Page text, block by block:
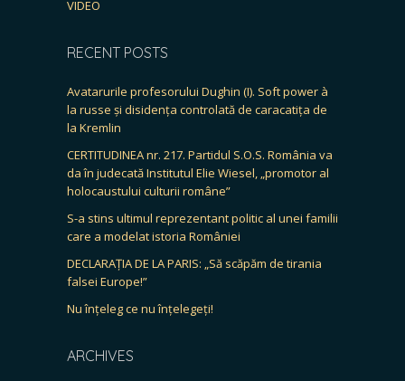
VIDEO
RECENT POSTS
Avatarurile profesorului Dughin (I). Soft power à
la russe și disidența controlată de caracatița de
la Kremlin
CERTITUDINEA nr. 217. Partidul S.O.S. România va
da în judecată Institutul Elie Wiesel, „promotor al
holocaustului culturii române”
S-a stins ultimul reprezentant politic al unei familii
care a modelat istoria României
DECLARAȚIA DE LA PARIS: „Să scăpăm de tirania
falsei Europe!”
Nu înțeleg ce nu înțelegeți!
ARCHIVES